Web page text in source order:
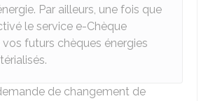
Par ailleurs, une fois que
le service e-Chèque
vos futurs chèques énergies
de changement de